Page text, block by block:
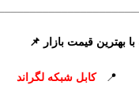
بهترین قیمت بازار 📌
کابل شبکه لگراند